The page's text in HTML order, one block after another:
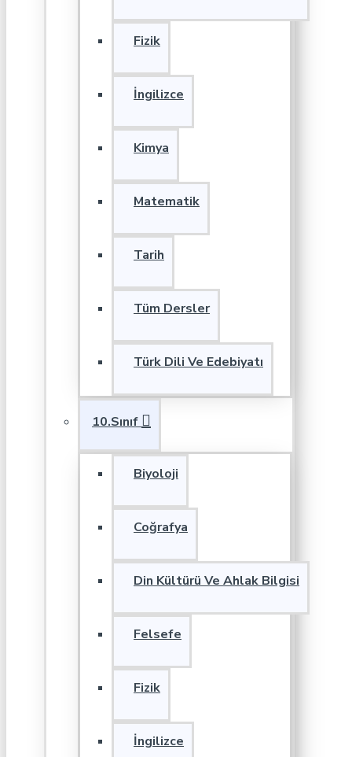
Fizik
İngilizce
Kimya
Matematik
Tarih
Tüm Dersler
Türk Dili Ve Edebiyatı
10.Sınıf
Biyoloji
Coğrafya
Din Kültürü Ve Ahlak Bilgisi
Felsefe
Fizik
İngilizce